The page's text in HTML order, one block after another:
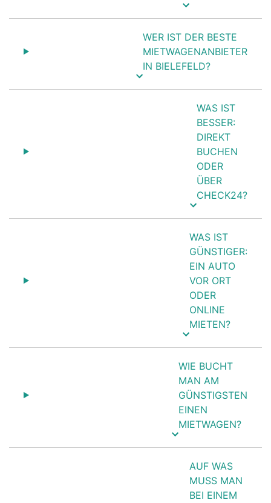
WER IST DER BESTE
MIETWAGENANBIETER
IN BIELEFELD?
WAS IST
BESSER:
DIREKT
BUCHEN
ODER
ÜBER
CHECK24?
WAS IST
GÜNSTIGER:
EIN AUTO
VOR ORT
ODER
ONLINE
MIETEN?
WIE BUCHT
MAN AM
GÜNSTIGSTEN
EINEN
MIETWAGEN?
AUF WAS
MUSS MAN
BEI EINEM